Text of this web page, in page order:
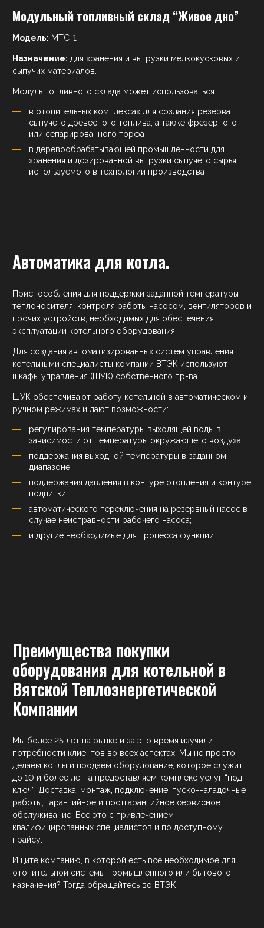
Модульный топливный склад “Живое дно”
Модель: МТС-1
Назначение: для хранения и выгрузки мелкокусковых и
сыпучих материалов.
Модуль топливного склада может использоваться:
в отопительных комплексах для создания резерва
сыпучего древесного топлива, а также фрезерного
или сепарированного торфа
в деревообрабатывающей промышленности для
хранения и дозированной выгрузки сыпучего сырья
используемого в технологии производства
Автоматика для котла.
Приспособления для поддержки заданной температуры
теплоносителя, контроля работы насосом, вентиляторов и
прочих устройств, необходимых для обеспечения
эксплуатации котельного оборудования.
Для создания автоматизированных систем управления
котельными специалисты компании ВТЭК используют
шкафы управления (ШУК) собственного пр-ва.
ШУК обеспечивают работу котельной в автоматическом и
ручном режимах и дают возможности:
регулирования температуры выходящей воды в
зависимости от температуры окружающего воздуха;
поддержания выходной температуры в заданном
диапазоне;
поддержания давления в контуре отопления и контуре
подпитки;
автоматического переключения на резервный насос в
случае неисправности рабочего насоса;
и другие необходимые для процесса функции.
Преимущества покупки
оборудования для котельной в
Вятской Теплоэнергетической
Компании
Мы более 25 лет на рынке и за это время изучили
потребности клиентов во всех аспектах. Мы не просто
делаем котлы и продаем оборудование, которое служит
до 10 и более лет, а предоставляем комплекс услуг “под
ключ”. Доставка, монтаж, подключение, пуско-наладочные
работы, гарантийное и постгарантийное сервисное
обслуживание. Все это с привлечением
квалифицированных специалистов и по доступному
прайсу.
Ищите компанию, в которой есть все необходимое для
отопительной системы промышленного или бытового
назначения? Тогда обращайтесь во ВТЭК.